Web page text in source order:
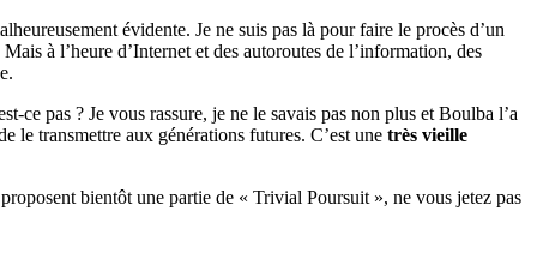
évidente. Je ne suis pas là pour faire le procès d’un
à l’heure d’Internet et des autoroutes de l’information, des
pas ? Je vous rassure, je ne le savais pas non plus et Boulba l’a
le transmettre aux générations futures. C’est une très vieille
bientôt une partie de « Trivial Poursuit », ne vous jetez pas